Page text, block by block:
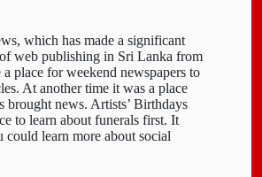
which has made a significant
web publishing in Sri Lanka from
place for weekend newspapers to
At another time it was a place
brought news. Artists’ Birthdays
to learn about funerals first. It
could learn more about social